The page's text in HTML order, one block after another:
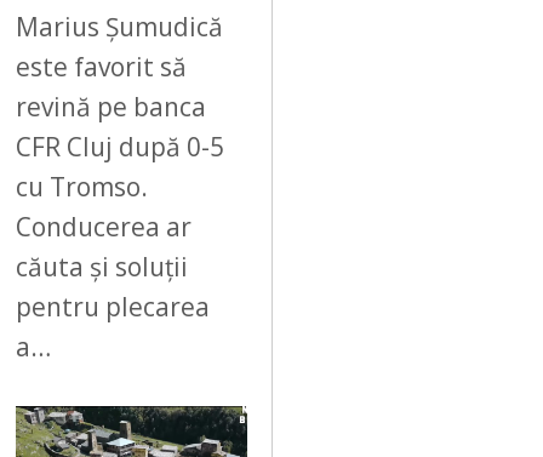
Marius Șumudică
este favorit să
revină pe banca
CFR Cluj după 0-5
cu Tromso.
Conducerea ar
căuta și soluții
pentru plecarea
a…